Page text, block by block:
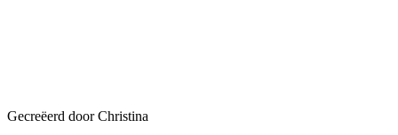
Gecreëerd door Christina